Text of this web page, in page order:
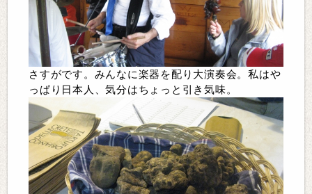
さすがです。みんなに楽器を配り大演奏会。私はや
っぱり日本人、気分はちょっと引き気味。